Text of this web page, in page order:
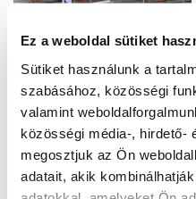
Ez a weboldal sütiket
Sütiket használunk a
szabásához, közösségi
valamint
közösségi média-, hirdető-
megosztjuk az Ön
adatait, akik
HOMOGÉN PVC BURKOLAT
Colorex SD moduláris, PVC
burkolat ESD védelemmel